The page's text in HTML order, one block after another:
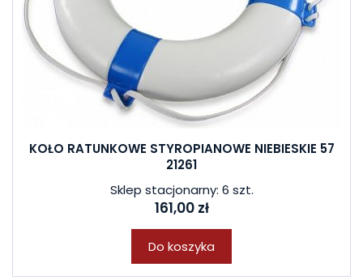
KOŁO RATUNKOWE STYROPIANOWE NIEBIESKIE 57
21261
Sklep stacjonarny: 6 szt.
161,00 zł
Do koszyka